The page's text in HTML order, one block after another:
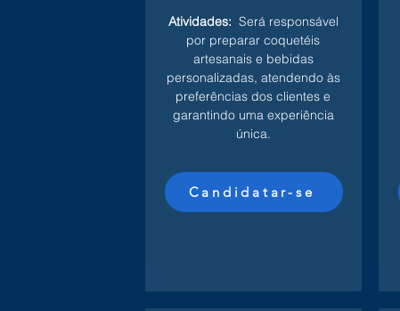
Atividades: Será responsável
por preparar coquetéis
artesanais e bebidas
personalizadas, atendendo às
preferências dos clientes e
garantindo uma experiência
única.
Candidatar-se